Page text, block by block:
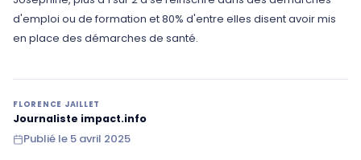
d'emploi ou de formation et 80% d'entre elles disent avoir mis
en place des démarches de santé.
FLORENCE JAILLET
Journaliste impact.info
Publié le 5 avril 2025